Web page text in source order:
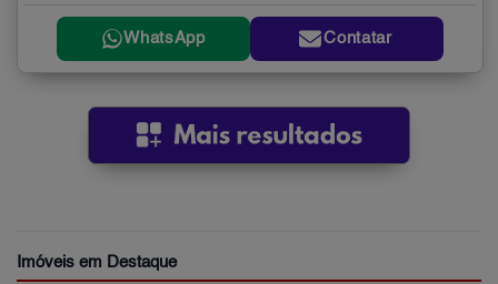
WhatsApp Contatar
Imóveis em Destaque